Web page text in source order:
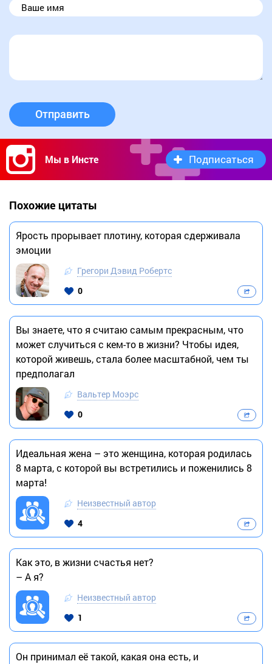
Отправить
Мы в Инсте Подписаться
Похожие цитаты
Ярость прорывает плотину, которая сдерживала
эмоции
Грегори Дэвид Робертс
0
Вы знаете, что я считаю самым прекрасным, что
может случиться с кем-то в жизни? Чтобы идея,
которой живешь, стала более масштабной, чем ты
предполагал
Вальтер Моэрс
0
Идеальная жена – это женщина, которая родилась
8 марта, с которой вы встретились и поженились 8
марта!
Неизвестный автор
4
Как это, в жизни счастья нет?
– А я?
Неизвестный автор
1
Он принимал её такой, какая она есть, и